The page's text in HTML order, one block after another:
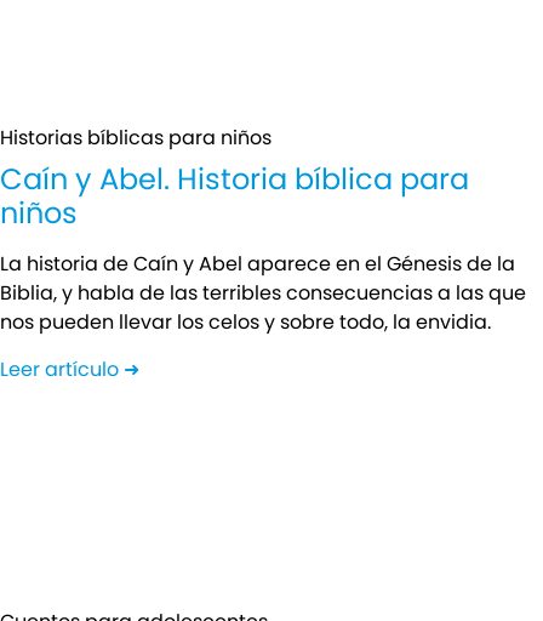
Historias bíblicas para niños
Caín y Abel. Historia bíblica para
niños
La historia de Caín y Abel aparece en el Génesis de la
Biblia, y habla de las terribles consecuencias a las que
nos pueden llevar los celos y sobre todo, la envidia.
Leer artículo ➜